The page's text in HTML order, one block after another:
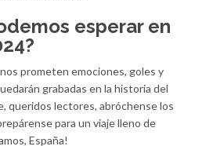
esperar en
prometen emociones, goles y
grabadas en la historia del
queridos lectores, abróchense los
para un viaje lleno de
España!